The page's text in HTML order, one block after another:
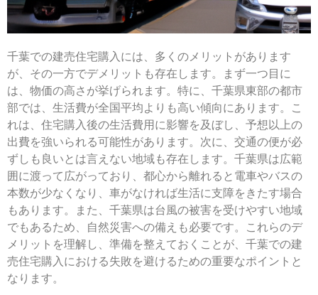
千葉での建売住宅購入には、多くのメリットがあります
が、その一方でデメリットも存在します。まず一つ目に
は、物価の高さが挙げられます。特に、千葉県東部の都市
部では、生活費が全国平均よりも高い傾向にあります。こ
れは、住宅購入後の生活費用に影響を及ぼし、予想以上の
出費を強いられる可能性があります。次に、交通の便が必
ずしも良いとは言えない地域も存在します。千葉県は広範
囲に渡って広がっており、都心から離れると電車やバスの
本数が少なくなり、車がなければ生活に支障をきたす場合
もあります。また、千葉県は台風の被害を受けやすい地域
でもあるため、自然災害への備えも必要です。これらのデ
メリットを理解し、準備を整えておくことが、千葉での建
売住宅購入における失敗を避けるための重要なポイントと
なります。